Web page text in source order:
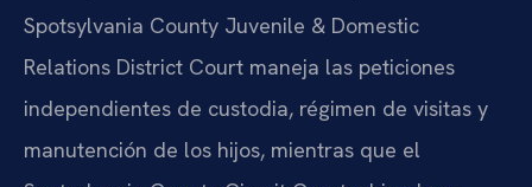
Spotsylvania County Juvenile & Domestic
Relations District Court maneja las peticiones
independientes de custodia, régimen de visitas y
manutención de los hijos, mientras que el